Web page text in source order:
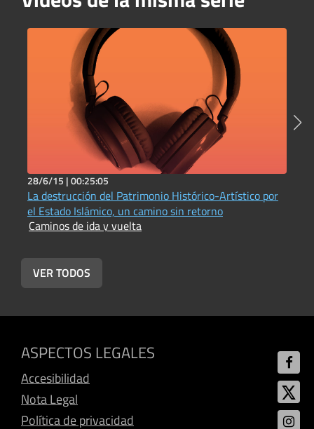
28/6/15 |00:25:05
La destrucción del Patrimonio Histórico-Artístico por
el Estado Islámico, un camino sin retorno
Caminos de ida y vuelta
VER TODOS
ASPECTOS LEGALES
Accesibilidad
Nota Legal
Política de privacidad